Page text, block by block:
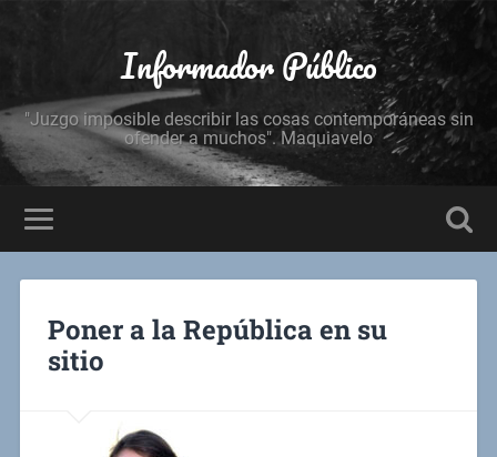
Informador Público
"Juzgo imposible describir las cosas contemporáneas sin
ofender a muchos". Maquiavelo
Poner a la República en su
sitio